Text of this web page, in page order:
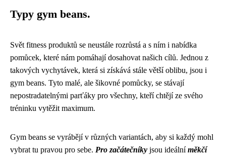
Typy gym beans.
Svět fitness produktů se neustále rozrůstá a s ním i nabídka
pomůcek, které nám pomáhají dosahovat našich cílů. Jednou z
takových vychytávek, která si získává stále větší oblibu, jsou i
gym beans. Tyto malé, ale šikovné pomůcky, se stávají
nepostradatelnými parťáky pro všechny, kteří chtějí ze svého
tréninku vytěžit maximum.
Gym beans se vyrábějí v různých variantách, aby si každý mohl
vybrat tu pravou pro sebe. Pro začátečníky jsou ideálníměkčí